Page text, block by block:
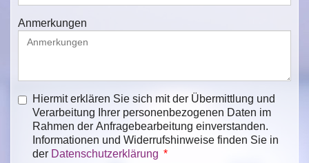
Anmerkungen
Hiermit erklären Sie sich mit der Übermittlung und
Verarbeitung Ihrer personenbezogenen Daten im
Rahmen der Anfragebearbeitung einverstanden.
Informationen und Widerrufshinweise finden Sie in
der Datenschutzerklärung